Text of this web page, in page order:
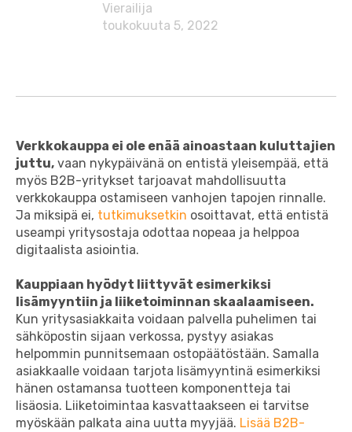
Vierailija
toukokuuta 5, 2022
Verkkokauppa ei ole enää ainoastaan kuluttajien
juttu, vaan nykypäivänä on entistä yleisempää, että
myös B2B-yritykset tarjoavat mahdollisuutta
verkkokauppa ostamiseen vanhojen tapojen rinnalle.
Ja miksipä ei, tutkimuksetkin osoittavat, että entistä
useampi yritysostaja odottaa nopeaa ja helppoa
digitaalista asiointia.
Kauppiaan hyödyt liittyvät esimerkiksi
lisämyyntiin ja liiketoiminnan skaalaamiseen.
Kun yritysasiakkaita voidaan palvella puhelimen tai
sähköpostin sijaan verkossa, pystyy asiakas
helpommin punnitsemaan ostopäätöstään. Samalla
asiakkaalle voidaan tarjota lisämyyntinä esimerkiksi
hänen ostamansa tuotteen komponentteja tai
lisäosia. Liiketoimintaa kasvattaakseen ei tarvitse
myöskään palkata aina uutta myyjää. Lisää B2B-